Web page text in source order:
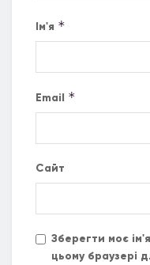
Ім'я *
Email *
Сайт
Зберегти моє
цьому браузері